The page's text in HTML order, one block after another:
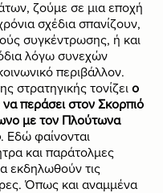
ζούμε σε μια εποχή
σχέδια σπανίζουν,
συγκέντρωσης, ή και
λόγω συνεχών
περιβάλλον.
στρατηγικής τονίζει ο
περάσει στον Σκορπιό
με τον Πλούτωνα
. Εδώ φαίνονται
και παράτολμες
εκδηλωθούν τις
Όπως και αναμμένα